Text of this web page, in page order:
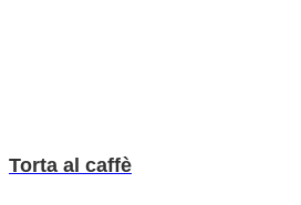
Torta al caffè